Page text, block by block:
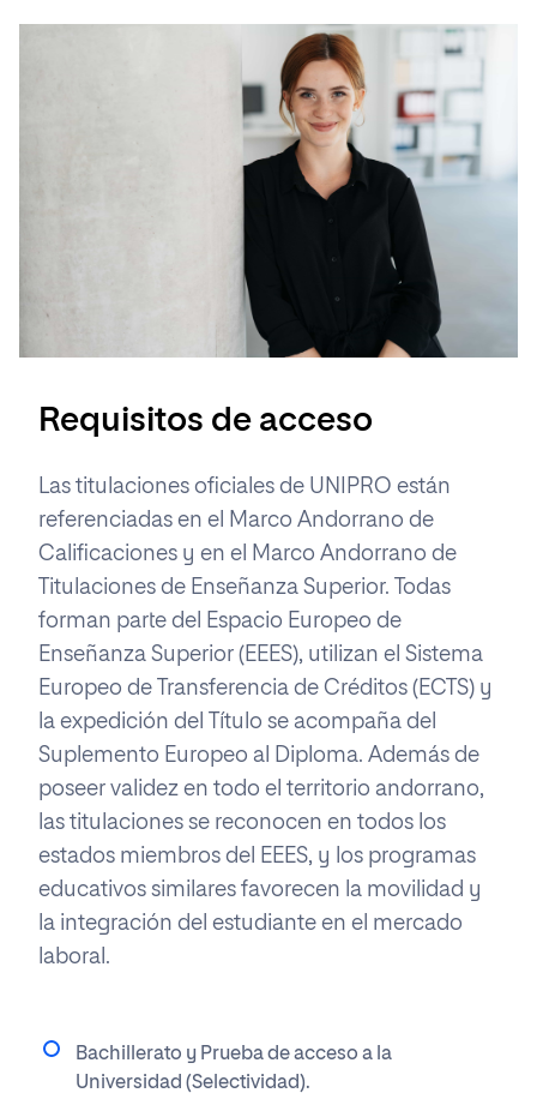
Requisitos de acceso
Las titulaciones oficiales de UNIPRO están
referenciadas en el Marco Andorrano de
Calificaciones y en el Marco Andorrano de
Titulaciones de Enseñanza Superior. Todas
forman parte del Espacio Europeo de
Enseñanza Superior (EEES), utilizan el Sistema
Europeo de Transferencia de Créditos (ECTS) y
la expedición del Título se acompaña del
Suplemento Europeo al Diploma. Además de
poseer validez en todo el territorio andorrano,
las titulaciones se reconocen en todos los
estados miembros del EEES, y los programas
educativos similares favorecen la movilidad y
la integración del estudiante en el mercado
laboral.
Bachillerato y Prueba de acceso a la
Universidad (Selectividad).